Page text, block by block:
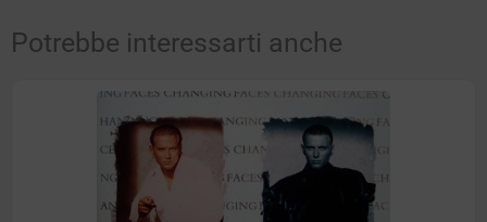
Potrebbe interessarti anche